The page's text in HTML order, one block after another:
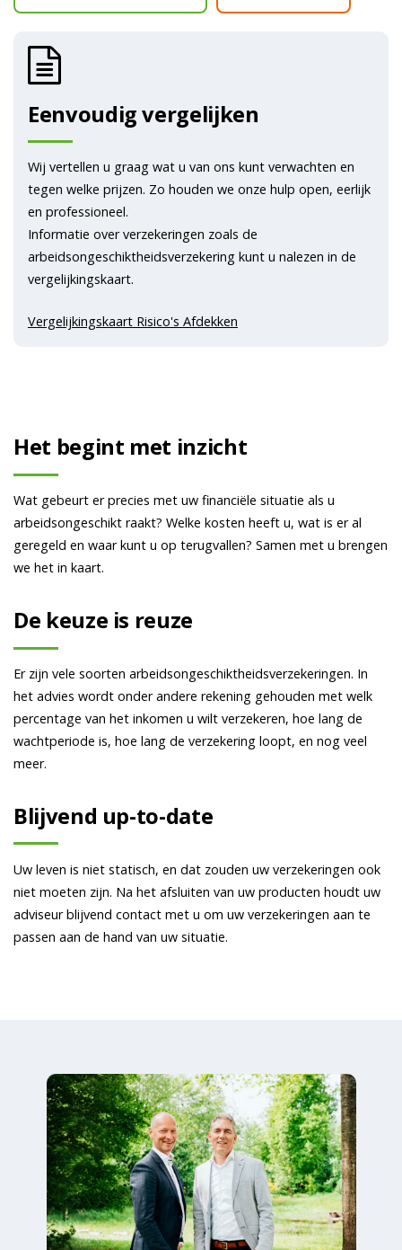
Eenvoudig vergelijken
Wij vertellen u graag wat u van ons kunt verwachten en
tegen welke prijzen. Zo houden we onze hulp open, eerlijk
en professioneel.
Informatie over verzekeringen zoals de
arbeidsongeschiktheidsverzekering kunt u nalezen in de
vergelijkingskaart.
Vergelijkingskaart Risico's Afdekken
Het begint met inzicht
Wat gebeurt er precies met uw financiële situatie als u
arbeidsongeschikt raakt? Welke kosten heeft u, wat is er al
geregeld en waar kunt u op terugvallen? Samen met u brengen
we het in kaart.
De keuze is reuze
Er zijn vele soorten arbeidsongeschiktheidsverzekeringen. In
het advies wordt onder andere rekening gehouden met welk
percentage van het inkomen u wilt verzekeren, hoe lang de
wachtperiode is, hoe lang de verzekering loopt, en nog veel
meer.
Blijvend up-to-date
Uw leven is niet statisch, en dat zouden uw verzekeringen ook
niet moeten zijn. Na het afsluiten van uw producten houdt uw
adviseur blijvend contact met u om uw verzekeringen aan te
passen aan de hand van uw situatie.